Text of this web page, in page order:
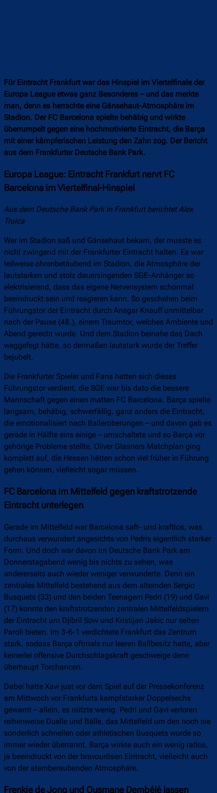
Für Eintracht Frankfurt war das Hinspiel im Viertelfinale der
Europa League etwas ganz Besonderes – und das merkte
man, denn es herrschte eine Gänsehaut-Atmosphäre im
Stadion. Der FC Barcelona spielte behäbig und wirkte
überrumpelt gegen eine hochmotivierte Eintracht, die Barça
mit einer kämpferischen Leistung den Zahn zog. Der Bericht
aus dem Frankfurter Deutsche Bank Park.
Europa League: Eintracht Frankfurt nervt FC
Barcelona im Viertelfinal-Hinspiel
Aus dem Deutsche Bank Park in Frankfurt berichtet Alex
Truica
Wer im Stadion saß und Gänsehaut bekam, der musste es
nicht zwingend mit der Frankfurter Eintracht halten. Es war
teilweise ohrenbetäubend im Stadion, die Atmosphäre der
lautstarken und stolz dauersingenden SGE-Anhänger so
elektrisierend, dass das eigene Nervensystem schonmal
beeindruckt sein und reagieren kann. So geschehen beim
Führungstor der Eintracht durch Ansgar Knauff unmittelbar
nach der Pause (48.), einem Traumtor, welches Ambiente und
Abend gerecht wurde. Und dem Stadion beinahe das Dach
weggefegt hätte, so dermaßen lautstark wurde der Treffer
bejubelt.
Die Frankfurter Spieler und Fans hatten sich dieses
Führungstor verdient, die SGE war bis dato die bessere
Mannschaft gegen einen matten FC Barcelona. Barça spielte
langsam, behäbig, schwerfällig, ganz anders die Eintracht,
die emotionalisiert nach Balleroberungen – und davon gab es
gerade in Hälfte eins einige – umschaltete und so Barça vor
gehörige Probleme stellte. Oliver Glasners Matchplan ging
komplett auf, die Hessen hätten schon viel früher in Führung
gehen können, vielleicht sogar müssen.
FC Barcelona im Mittelfeld gegen kraftstrotzende
Eintracht unterlegen
Gerade im Mittelfeld war Barcelona saft- und kraftlos, was
durchaus verwundert angesichts von Pedris eigentlich starker
Form. Und doch war davon im Deutsche Bank Park am
Donnerstagabend wenig bis nichts zu sehen, was
andererseits auch wieder weniger verwunderte. Denn ein
zentrales Mittelfeld bestehend aus dem alternden Sergio
Busquets (33) und den beiden Teenagern Pedri (19) und Gavi
(17) konnte den kraftstrotzenden zentralen Mittelfeldspielern
der Eintracht um Djibril Sow und Kristijan Jakic nur selten
Paroli bieten. Im 3-6-1 verdichtete Frankfurt das Zentrum
stark, sodass Barça oftmals nur leeren Ballbesitz hatte, aber
keinerlei offensive Durchschlagskraft geschweige denn
überhaupt Torchancen.
Dabei hatte Xavi just vor dem Spiel auf der Pressekonferenz
am Mittwoch vor Frankfurts kampfstarker Doppelsechs
gewarnt – allein, es nützte wenig. Pedri und Gavi verloren
reihenweise Duelle und Bälle, das Mittelfeld um den noch nie
sonderlich schnellen oder athletischen Busquets wurde so
immer wieder überrannt. Barça wirkte auch ein wenig ratlos,
ja beeindruckt von der bravourösen Eintracht, vielleicht auch
von der atemberaubenden Atmosphäre.
Frenkie de Jong und Ousmane Dembélé lassen